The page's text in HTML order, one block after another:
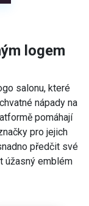
logem
salonu, které
nápady na
pomáhají
pro jejich
předčit své
úžasný emblém